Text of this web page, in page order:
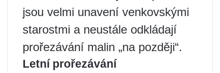
jsou velmi unavení venkovskými
starostmi a neustále odkládají
prořezávání malin „na později“.
Letní prořezávání